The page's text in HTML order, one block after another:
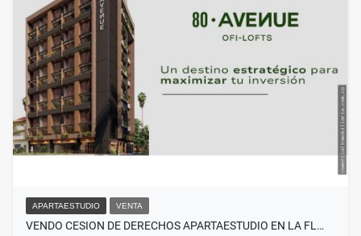
APARTAESTUDIO VENTA
VENDO CESION DE DERECHOS APARTAESTUDIO EN LA FL…